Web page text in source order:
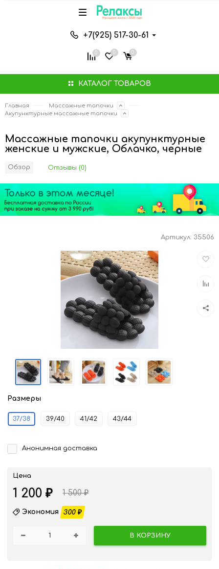
КАТАЛОГ ТОВАРОВ
+7(925) 517-30-61
0 0 0
Главная
Массажные тапочки
Акупунктурные массажные тапочки
Массажные тапочки акупунктурные
женские и мужские, Облачко, черные
Обзор Отзывы (0)
Артикул: 35506
Размеры
37/38 39/40 41/42 43/44
Анонимная доставка
Цена
1 200 ₽ 1 500₽
Экономия 300₽
В КОРЗИНУ